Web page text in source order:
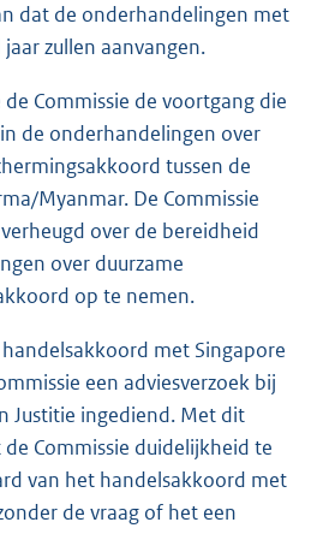
dat de onderhandelingen met
zullen aanvangen.
Commissie de voortgang die
de onderhandelingen over
tussen de
Myanmar. De Commissie
over de bereidheid
over duurzame
op te nemen.
met Singapore
een adviesverzoek bij
Justitie ingediend. Met dit
Commissie duidelijkheid te
van het handelsakkoord met
de vraag of het een